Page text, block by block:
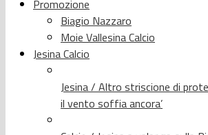
Promozione
Biagio Nazzaro
Moie Vallesina Calcio
Jesina Calcio
Jesina / Altro striscione di
il vento soffia ancora’